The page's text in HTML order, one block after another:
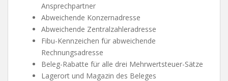
Ansprechpartner
Abweichende Konzernadresse
Abweichende Zentralzahleradresse
Fibu-Kennzeichen für abweichende
Rechnungsadresse
Beleg-Rabatte für alle drei Mehrwertsteuer-Sätze
Lagerort und Magazin des Beleges